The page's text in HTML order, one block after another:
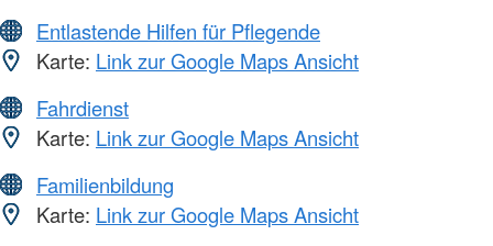
Entlastende Hilfen für Pflegende
Karte: Link zur Google Maps Ansicht
Fahrdienst
Karte: Link zur Google Maps Ansicht
Familienbildung
Karte: Link zur Google Maps Ansicht